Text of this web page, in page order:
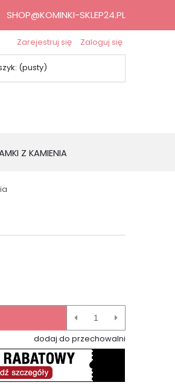
Zarejestruj się Zaloguj się
(pusty)
Z KAMIENIA
SHOP@KOMINKI-SKLEP24.PL
dodaj do przechowalni